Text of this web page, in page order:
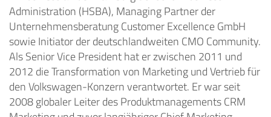
Administration (HSBA), Managing Partner der
Unternehmensberatung Customer Excellence GmbH
sowie Initiator der deutschlandweiten CMO Community.
Als Senior Vice President hat er zwischen 2011 und
2012 die Transformation von Marketing und Vertrieb für
den Volkswagen-Konzern verantwortet. Er war seit
2008 globaler Leiter des Produktmanagements CRM